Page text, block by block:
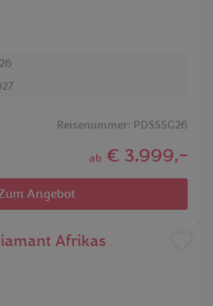
Reisenummer: PDSSSG26
ab € 3.999,-
Angebot
Afrikas